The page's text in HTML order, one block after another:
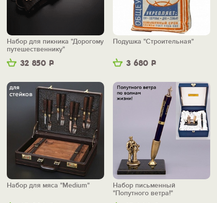
32 850 Р
Набор для пикника "Дорогому
путешественнику"
3 680 Р
Подушка "Строительная"
Набор для мяса "Medium"
Набор письменный
"Попутного ветра!"